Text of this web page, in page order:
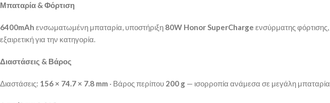
Μπαταρία & Φόρτιση
6400mAh ενσωματωμένη μπαταρία, υποστήριξη 80W Honor SuperCharge ενσύρματης φόρτισης,
εξαιρετική για την κατηγορία.
Διαστάσεις & Βάρος
Διαστάσεις: 156 × 74.7 × 7.8 mm · Βάρος περίπου 200 g — ισορροπία ανάμεσα σε μεγάλη μπαταρία